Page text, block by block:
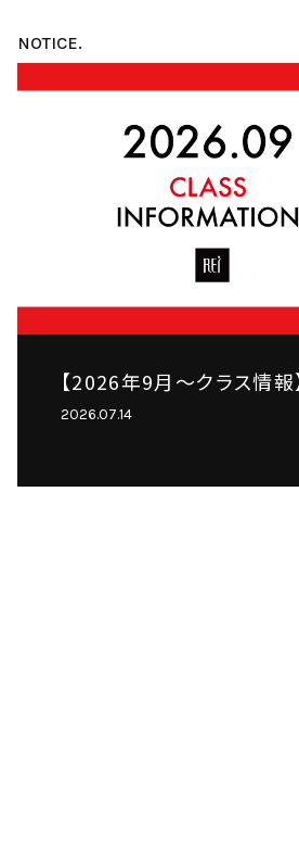
NOTICE.
【2026年9月～クラス情報
2026.07.14